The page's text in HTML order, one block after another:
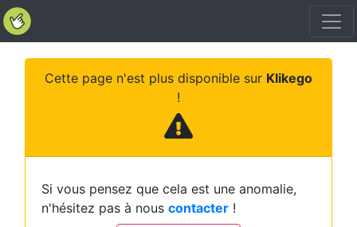
Cette page n'est plus disponible sur Klikego
!
Si vous pensez que cela est une anomalie,
n'hésitez pas à nous contacter !